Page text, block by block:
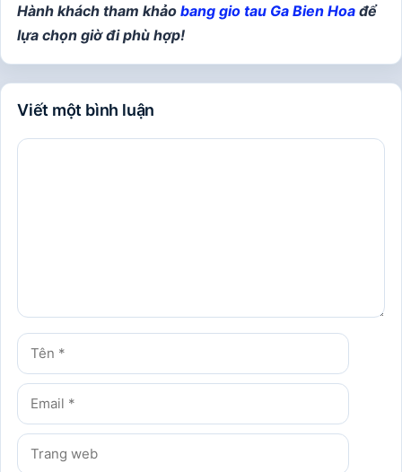
Hành khách tham khảo bang gio tau Ga Bien Hoa để
lựa chọn giờ đi phù hợp!
Viết một bình luận
Bình
Tên
Email
Trang
web